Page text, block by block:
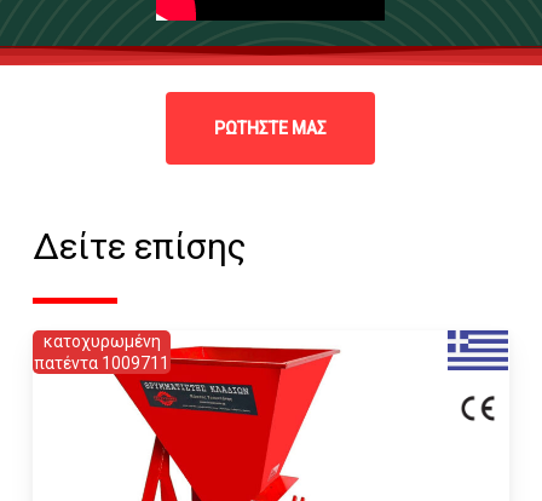
ΡΩΤΗΣΤΕ ΜΑΣ
Δείτε επίσης
κατοχυρωμένη
πατέντα 1009711